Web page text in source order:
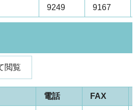
9249
9167
閲覧
電話 FAX